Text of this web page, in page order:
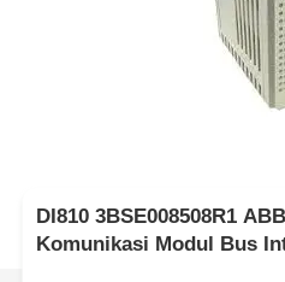
DI810 3BSE008508R1
Komunikasi Modul Bus